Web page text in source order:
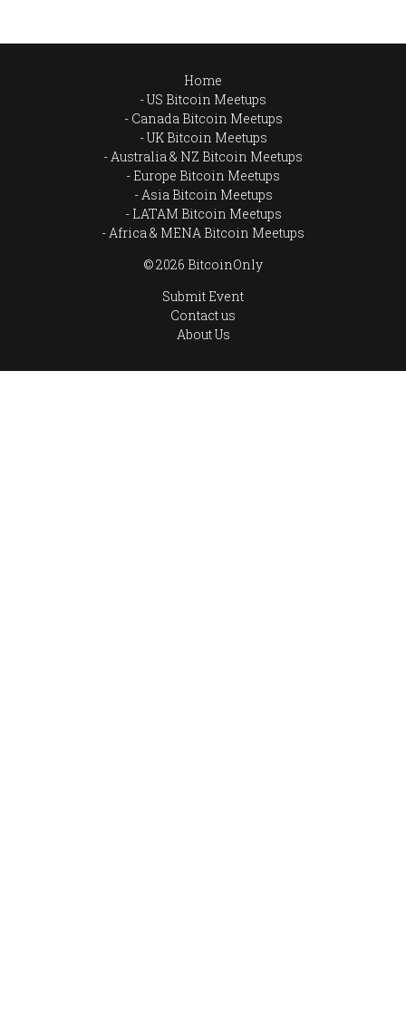
Home
US Bitcoin Meetups
Canada Bitcoin Meetups
UK Bitcoin Meetups
Australia & NZ Bitcoin Meetups
Europe Bitcoin Meetups
Asia Bitcoin Meetups
LATAM Bitcoin Meetups
Africa & MENA Bitcoin Meetups
© 2026 BitcoinOnly
Submit Event
Contact us
About Us